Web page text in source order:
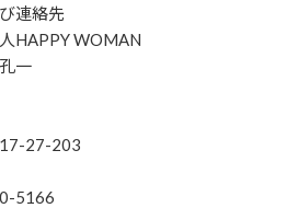
連絡先
HAPPY WOMAN
一
27-203
5166